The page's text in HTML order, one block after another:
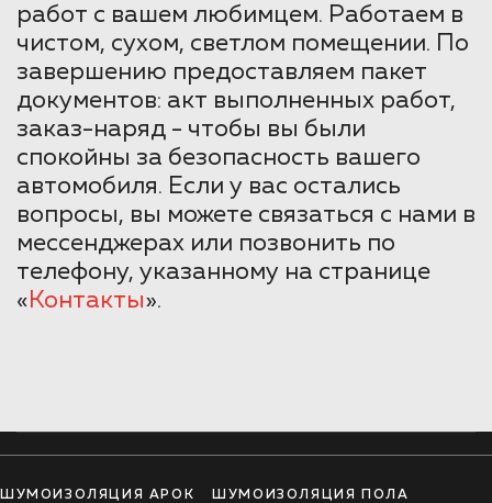
работ с вашем любимцем. Работаем в
чистом, сухом, светлом помещении. По
завершению предоставляем пакет
документов: акт выполненных работ,
заказ-наряд - чтобы вы были
спокойны за безопасность вашего
автомобиля. Если у вас остались
вопросы, вы можете связаться с нами в
мессенджерах или позвонить по
телефону, указанному на странице
«Контакты».
ШУМОИЗОЛЯЦИЯ АРОК ШУМОИЗОЛЯЦИЯ ПОЛА